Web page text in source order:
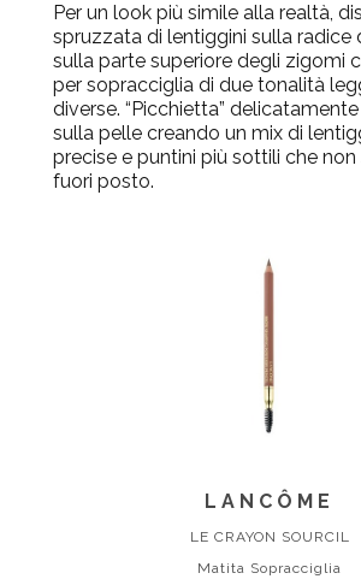
Per un look più simile alla realtà,
spruzzata di lentiggini sulla radice
sulla parte superiore degli zigomi
per sopracciglia di due tonalità
diverse. “Picchietta”
sulla pelle creando un mix di
precise e puntini più sottili che
fuori posto.
LANCÔME
LE CRAYON SOURCIL
Matita Sopracciglia